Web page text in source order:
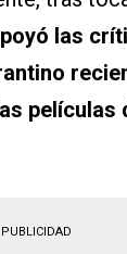
las
películas
PUBLICIDAD